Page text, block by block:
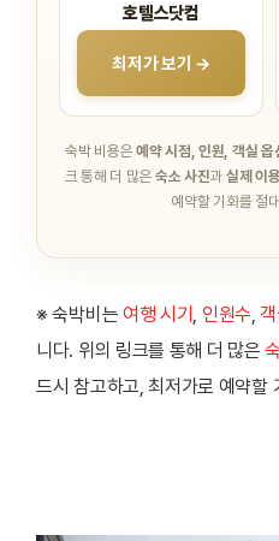
호텔스닷컴
최저가 보기 →
숙박 비용은예약 시점, 인원, 객실 옵
크 통해 더 많은 숙소 사진과 실제 이
예약할 기회를 절
※ 숙박비는 여행 시기 , 인원수,
니다. 위의 링크를 통해 더 많은
드시 참고하고, 최저가로 예약할